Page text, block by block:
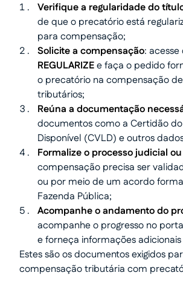
Verifique a regularidade do
de que o precatório está
para compensação;
Solicite a compensação:
REGULARIZEe faça o pedido
o precatório na compensação
tributários;
Reúna a documentação
documentos como a Certidão
Disponível (CVLD) e outros
Formalize o processo judicial
compensação precisa ser
ou por meio de um acordo
Fazenda Pública;
Acompanhe o andamento do
acompanhe o progresso no
e forneça informações
Estes são os documentos exigidos
compensação tributária com